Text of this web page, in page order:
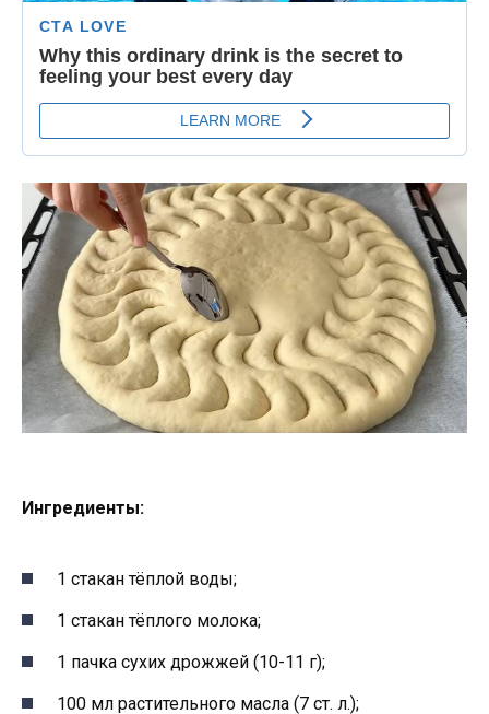
Ингредиенты:
1 стакан тёплой воды;
1 стакан тёплого молока;
1 пачка сухих дрожжей (10-11 г);
100 мл растительного масла (7 ст. л.);